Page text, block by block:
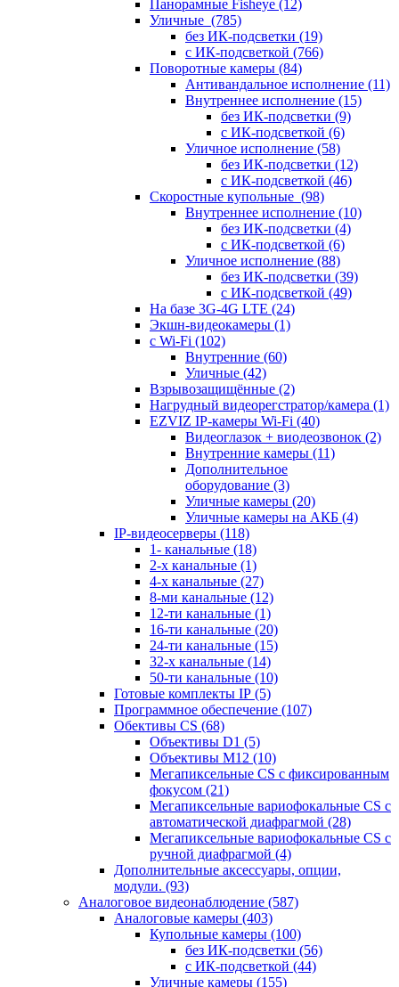
Панорамные Fisheye (12)
Уличные (785)
без ИК-подсветки (19)
с ИК-подсветкой (766)
Поворотные камеры (84)
Антивандальное исполнение (11)
Внутреннее исполнение (15)
без ИК-подсветки (9)
с ИК-подсветкой (6)
Уличное исполнение (58)
без ИК-подсветки (12)
с ИК-подсветкой (46)
Скоростные купольные (98)
Внутреннее исполнение (10)
без ИК-подсветки (4)
с ИК-подсветкой (6)
Уличное исполнение (88)
без ИК-подсветки (39)
с ИК-подсветкой (49)
На базе 3G-4G LTE (24)
Экшн-видеокамеры (1)
с Wi-Fi (102)
Внутренние (60)
Уличные (42)
Взрывозащищённые (2)
Нагрудный видеорегстратор/камера (1)
EZVIZ IP-камеры Wi-Fi (40)
Видеоглазок + виодеозвонок (2)
Внутренние камеры (11)
Дополнительное
оборудование (3)
Уличные камеры (20)
Уличные камеры на АКБ (4)
IP-видеосерверы (118)
1- канальные (18)
2-х канальные (1)
4-х канальные (27)
8-ми канальные (12)
12-ти канальные (1)
16-ти канальные (20)
24-ти канальные (15)
32-х канальные (14)
50-ти канальные (10)
Готовые комплекты IP (5)
Программное обеспечение (107)
Обективы CS (68)
Объективы D1 (5)
Объективы M12 (10)
Мегапиксельные CS c фиксированным
фокусом (21)
Мегапиксельные вариофокальные CS c
автоматической диафрагмой (28)
Мегапиксельные вариофокальные CS c
ручной диафрагмой (4)
Дополнительные аксессуары, опции,
модули. (93)
Аналоговое видеонаблюдение (587)
Аналоговые камеры (403)
Купольные камеры (100)
без ИК-подсветки (56)
с ИК-подсветкой (44)
Уличные камеры (155)